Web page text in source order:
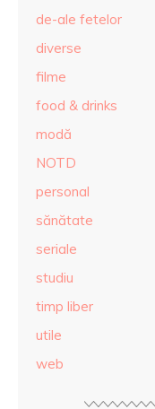
de-ale fetelor
diverse
filme
food & drinks
modă
NOTD
personal
sănătate
seriale
studiu
timp liber
utile
web